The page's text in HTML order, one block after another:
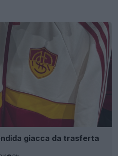
giacca da trasferta